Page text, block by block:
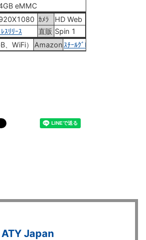
eMMC
ｶﾒﾗ
HD Web
ﾚｽﾘﾘｰｽ 直販 Spin 1
WiFi） Amazon ｽﾁｰﾙｸﾞﾚｲ
ATY Japan